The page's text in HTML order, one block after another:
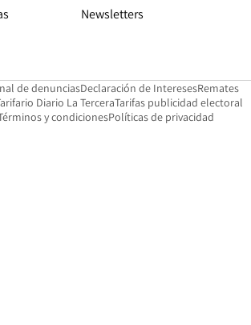
in new window
Newsletters
de denunciasOpens in new window
Declaración de InteresesOpens in
Remates
in new window
Diario La TerceraOpens in new window
Tarifas publicidad electoral
in new window
y condicionesPolíticas de privacidad